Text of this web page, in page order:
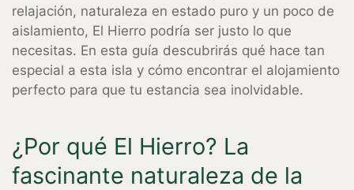
relajación, naturaleza en estado puro y un poco de
aislamiento, El Hierro podría ser justo lo que
necesitas. En esta guía descubrirás qué hace tan
especial a esta isla y cómo encontrar el alojamiento
perfecto para que tu estancia sea inolvidable.
¿Por qué El Hierro? La
fascinante naturaleza de la